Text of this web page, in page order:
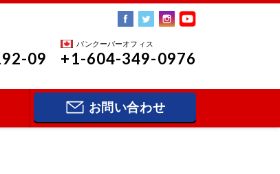
09
バンクーバーオフィス
+1-604-349-0976
お問い合わせ